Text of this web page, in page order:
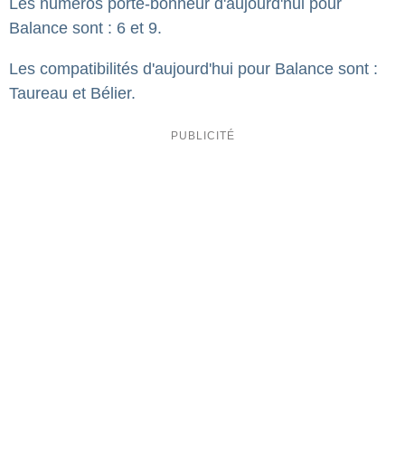
Les numéros porte-bonheur d'aujourd'hui pour
Balance sont : 6 et 9.
Les compatibilités d'aujourd'hui pour Balance sont :
Taureau et Bélier.